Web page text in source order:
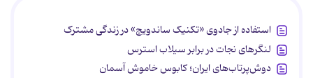
استفاده از جادوی «تکنیک ساندویچ» در زندگی مشترک
لنگرهای نجات در برابر سیلاب استرس
دوش‌پرتاب‌های ایران؛ کابوس خاموش آسمان